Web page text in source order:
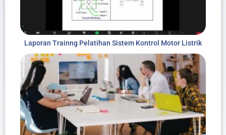
Laporan Trainng Pelatihan Sistem Kontrol Motor Listrik